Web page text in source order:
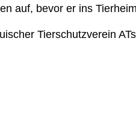
auf, bevor er ins
Tierschutzverein